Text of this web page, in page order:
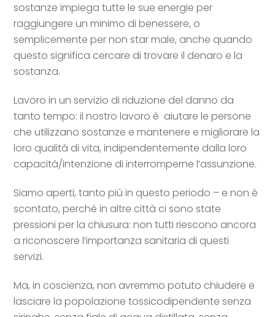
sostanze impiega tutte le sue energie per
raggiungere un minimo di benessere, o
semplicemente per non star male, anche quando
questo significa cercare di trovare il denaro e la
sostanza.
Lavoro in un servizio di riduzione del danno da
tanto tempo: il nostro lavoro è aiutare le persone
che utilizzano sostanze e mantenere e migliorare la
loro qualità di vita, indipendentemente dalla loro
capacità/intenzione di interromperne l’assunzione.
Siamo aperti, tanto più in questo periodo – e non è
scontato, perché in altre città ci sono state
pressioni per la chiusura: non tutti riescono ancora
a riconoscere l’importanza sanitaria di questi
servizi.
Ma, in coscienza, non avremmo potuto chiudere e
lasciare la popolazione tossicodipendente senza